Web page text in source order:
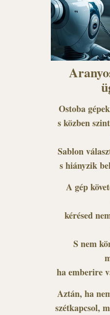
Ostoba
s közben
Sablon
s hiányzik
A gép
kérésed
S nem
ha emberire
Aztán, ha
szétkapcsol,